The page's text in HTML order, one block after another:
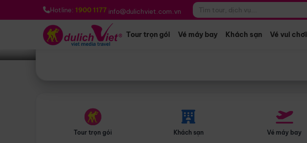
Hotline: 1900 1177 info@dulichviet.com.vn
Tour trọn gói Vé máy bay Khách sạn Vé vui chơi
Bạn muốn đi đâu? *
Tour trọn gói Khách sạn Vé máy bay